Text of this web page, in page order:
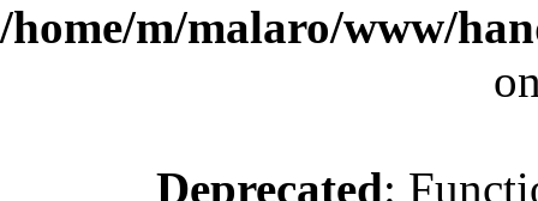
/home/m/malaro/www/
Deprecated: